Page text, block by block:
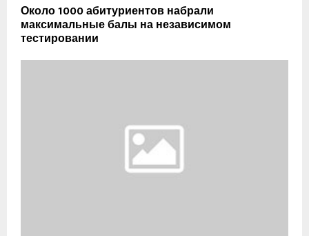
Около 1000 абитуриентов набрали
максимальные балы на независимом
тестировании